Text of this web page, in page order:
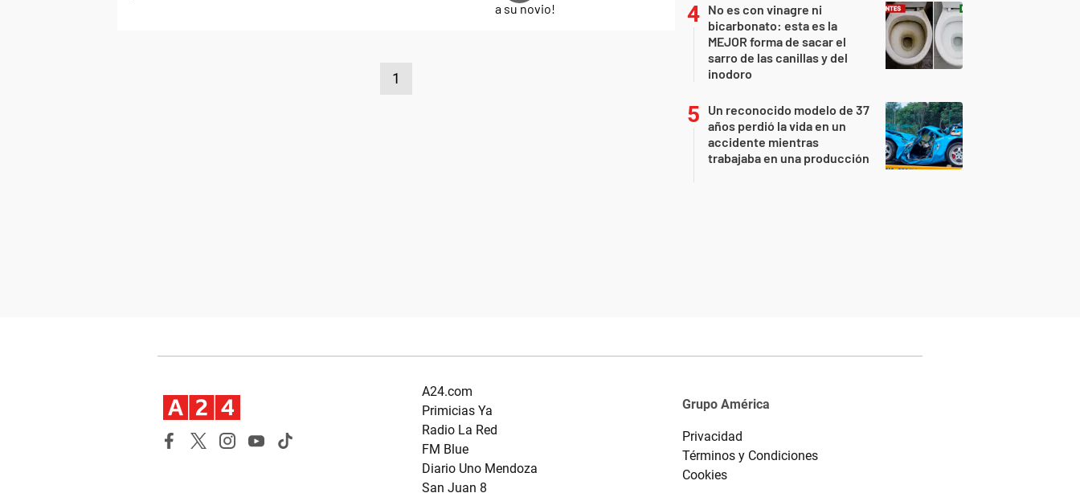
1
No es con vinagre ni
bicarbonato: esta es la
MEJOR forma de sacar el
sarro de las canillas y del
inodoro
Un reconocido modelo de 37
años perdió la vida en un
accidente mientras
trabajaba en una producción
A24.com
Primicias Ya
Radio La Red
FM Blue
Diario Uno Mendoza
San Juan 8
Grupo América
Privacidad
Términos y Condiciones
Cookies